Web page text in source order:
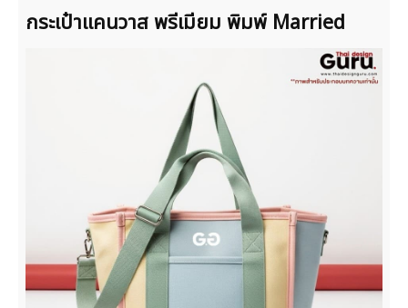
กระเป๋าแคนวาส พรีเมียม พิมพ์ Married